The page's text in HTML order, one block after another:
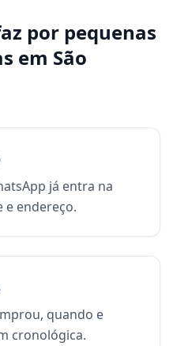
por pequenas
em São
já entra na
e endereço.
quando e
cronológica.